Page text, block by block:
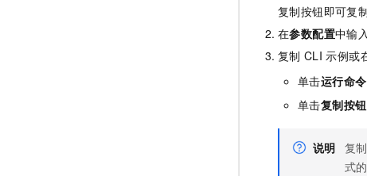
复制按钮即可复
在参数配置中输
复制 CLI 示例或
单击运行命令
单击复制按钮
说明 复制
式